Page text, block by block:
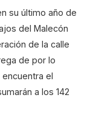
su último año de
del Malecón
de la calle
de por lo
el
a los 142